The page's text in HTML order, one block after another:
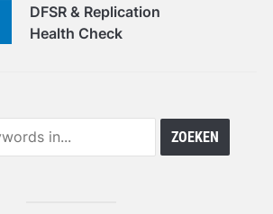
DFSR & Replication
Health Check